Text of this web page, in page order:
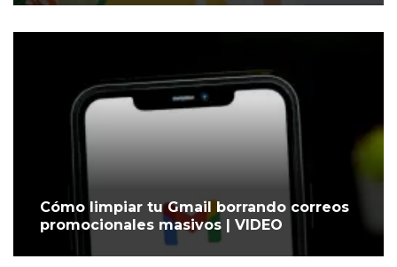
Cómo limpiar tu Gmail borrando correos
promocionales masivos | VIDEO